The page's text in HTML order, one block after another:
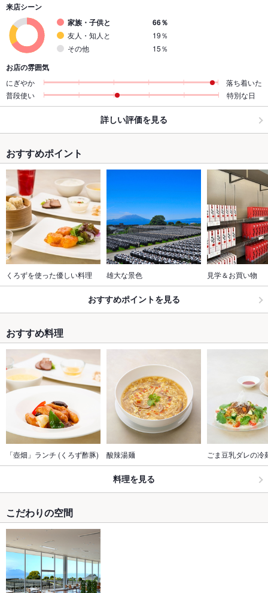
来店シーン
家族・子供と
66％
友人・知人と
19％
その他
15％
お店の雰囲気
にぎやか
落ち着いた
普段使い
特別な日
詳しい評価を見る
おすすめポイント
くろずを使った優しい料理 雄大な景色 見学＆お買い物
おすすめポイントを見る
おすすめ料理
「壺畑」ランチ (くろず酢豚) 酸辣湯麺 ごま豆乳ダレの冷
料理を見る
こだわりの空間